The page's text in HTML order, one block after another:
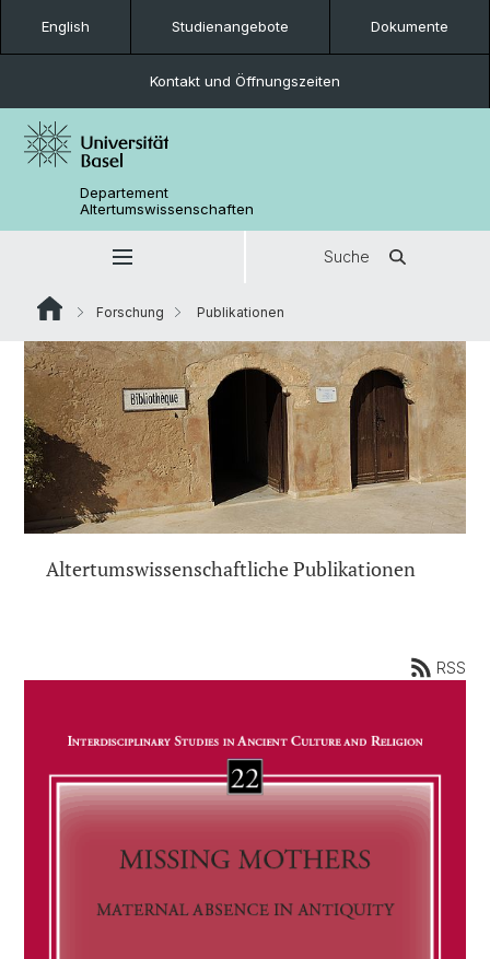
English Studienangebote Dokumente
Kontakt und Öffnungszeiten
Departement
Altertumswissenschaften
Suche
Forschung Publikationen
Altertumswissenschaftliche Publikationen
RSS